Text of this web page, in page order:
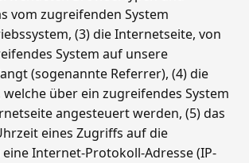
vom zugreifenden System
(3) die Internetseite, von
System auf unsere
(sogenannte Referrer), (4) die
über ein zugreifendes System
angesteuert werden, (5) das
eines Zugriffs auf die
Internet-Protokoll-Adresse (IP-